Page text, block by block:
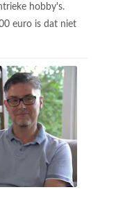
hobby's.
euro is dat niet